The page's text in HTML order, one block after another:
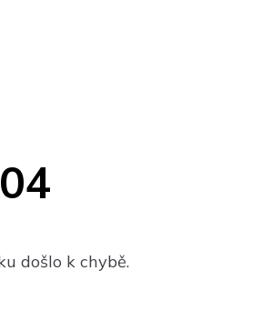
došlo k chybě.